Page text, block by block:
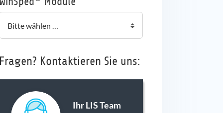
Fragen? Kontaktieren Sie uns:
Ihr LIS Team